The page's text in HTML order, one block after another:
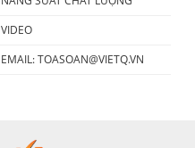
VIDEO
EMAIL:TOASOAN@VIETQ.VN